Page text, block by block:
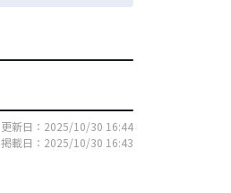
更新日：2025/10/30 16:44
掲載日：2025/10/30 16:43